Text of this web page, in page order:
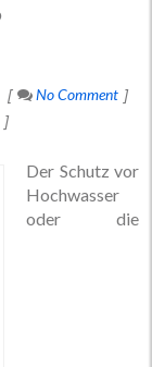
No Comment
Der Schutz vor
Hochwasser
oder die